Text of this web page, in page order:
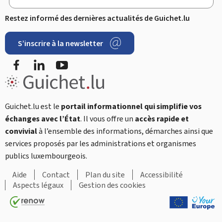
Restez informé des dernières actualités de Guichet.lu
S’inscrire à la newsletter
FacebookLinkedIn
Guichet.lu est le portail informationnel qui simplifie vos
échanges avec l’État. Il vous offre un accès rapide et
convivialà l’ensemble des informations, démarches ainsi que
services proposés par les administrations et organismes
publics luxembourgeois.
Aide
Contact Plan du site
Accessibilité
Aspects légaux
Gestion des cookies